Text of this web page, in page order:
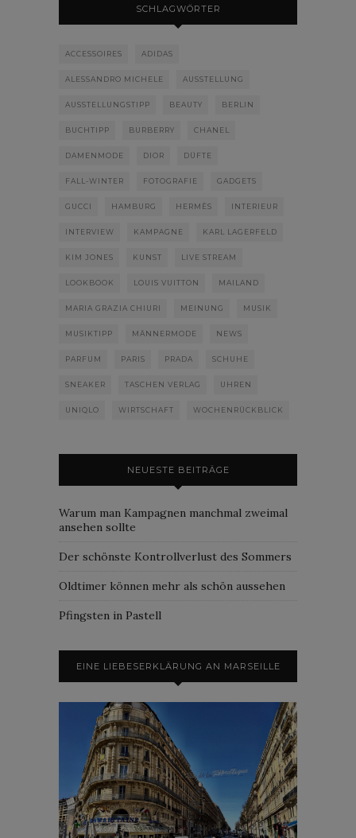
SCHLAGWÖRTER
ACCESSOIRES ADIDAS
ALESSANDRO MICHELE AUSSTELLUNG
AUSSTELLUNGSTIPP BEAUTY BERLIN
BUCHTIPP BURBERRY CHANEL
DAMENMODE DIOR DÜFTE
FALL-WINTER FOTOGRAFIE GADGETS
GUCCI HAMBURG HERMÈS INTERIEUR
INTERVIEW KAMPAGNE KARL LAGERFELD
KIM JONES KUNST LIVE STREAM
LOOKBOOK LOUIS VUITTON MAILAND
MARIA GRAZIA CHIURI MEINUNG MUSIK
MUSIKTIPP MÄNNERMODE NEWS
PARFUM PARIS PRADA SCHUHE
SNEAKER TASCHEN VERLAG UHREN
UNIQLO WIRTSCHAFT WOCHENRÜCKBLICK
NEUESTE BEITRÄGE
Warum man Kampagnen manchmal zweimal
ansehen sollte
Der schönste Kontrollverlust des Sommers
Oldtimer können mehr als schön aussehen
Pfingsten in Pastell
EINE LIEBESERKLÄRUNG AN MARSEILLE